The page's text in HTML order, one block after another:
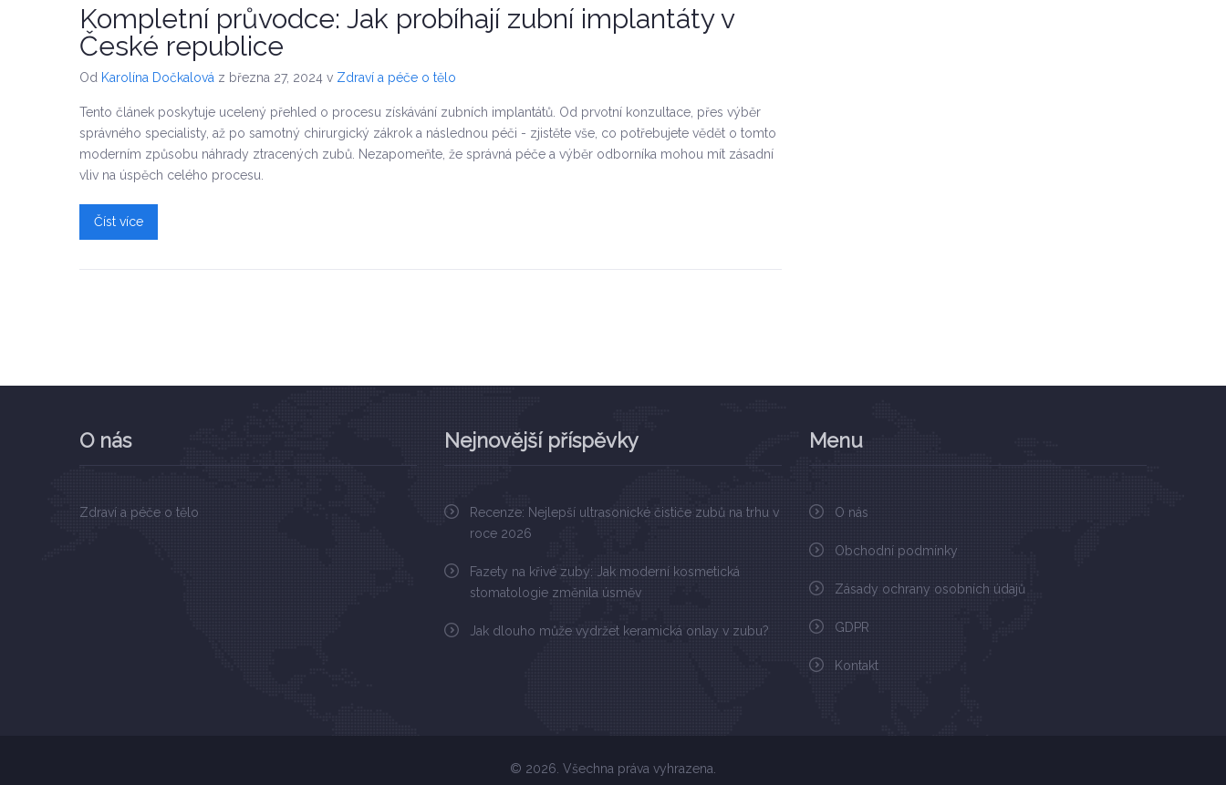
Kompletní průvodce: Jak probíhají zubní implantáty v
České republice
Od Karolína Dočkalová z března 27, 2024 v Zdraví a péče o tělo
Tento článek poskytuje ucelený přehled o procesu získávání zubních implantátů. Od prvotní konzultace, přes výběr
správného specialisty, až po samotný chirurgický zákrok a následnou péči - zjistěte vše, co potřebujete vědět o tomto
moderním způsobu náhrady ztracených zubů. Nezapomeňte, že správná péče a výběr odborníka mohou mít zásadní
vliv na úspěch celého procesu.
Číst více
O nás
Zdraví a péče o tělo
Nejnovější příspěvky
Recenze: Nejlepší ultrasonické čističe zubů na trhu v
roce 2026
Fazety na křivé zuby: Jak moderní kosmetická
stomatologie změnila úsměv
Jak dlouho může vydržet keramická onlay v zubu?
Menu
O nás
Obchodní podmínky
Zásady ochrany osobních údajů
GDPR
Kontakt
© 2026. Všechna práva vyhrazena.